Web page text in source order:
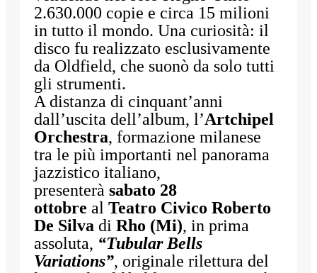
2.630.000 copie e circa 15 milioni
in tutto il mondo. Una curiosità: il
disco fu realizzato esclusivamente
da Oldfield, che suonò da solo tutti
gli strumenti.
A distanza di cinquant’anni
dall’uscita dell’album, l’Artchipel
Orchestra, formazione milanese
tra le più importanti nel panorama
jazzistico italiano,
presenterà sabato 28
ottobre al Teatro Civico Roberto
De Silva di Rho (Mi), in prima
assoluta, “Tubular Bells
Variations”, originale rilettura del